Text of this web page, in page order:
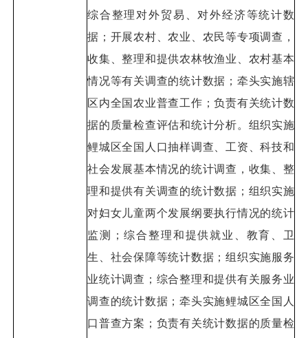
综合整理对外贸易、对外经济等统计数
据；开展农村、农业、农民等专项调查，
收集、整理和提供农林牧渔业、农村基本
情况等有关调查的统计数据；牵头实施辖
区内全国农业普查工作；负责有关统计数
据的质量检查评估和统计分析。组织实施
鲤城区全国人口抽样调查、工资、科技和
社会发展基本情况的统计调查，收集、整
理和提供有关调查的统计数据；组织实施
对妇女儿童两个发展纲要执行情况的统计
监测；综合整理和提供就业、教育、卫
生、社会保障等统计数据；组织实施服务
业统计调查；综合整理和提供有关服务业
调查的统计数据；牵头实施鲤城区全国人
口普查方案；负责有关统计数据的质量检